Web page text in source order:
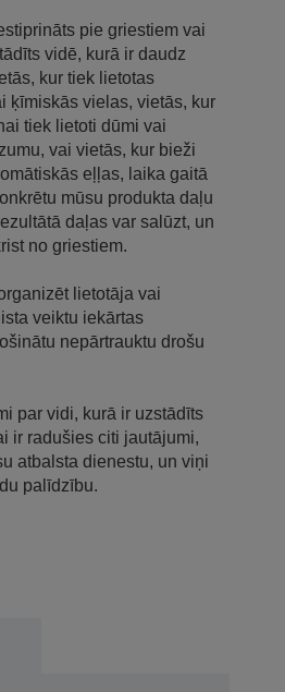
pie griestiem vai
vidē, kurā ir daudz
kur tiek lietotas
ķīmiskās vielas, vietās, kur
tiek lietoti dūmi vai
vai vietās, kur bieži
eļļas, laika gaitā
mūsu produkta daļu
daļas var salūzt, un
no griestiem.
lietotāja vai
veiktu iekārtas
nepārtrauktu drošu
par vidi, kurā ir uzstādīts
ir radušies citi jautājumi,
atbalsta dienestu, un viņi
palīdzību.